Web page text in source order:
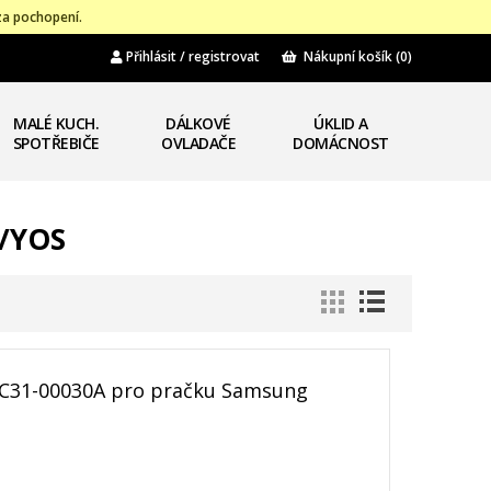
pochopení.
Přihlásit / registrovat Nákupní košík(0)
MALÉ KUCH.
SPOTŘEBIČE
DÁLKOVÉ
OVLADAČE
ÚKLID A
DOMÁCNOST
00030A pro pračku Samsung